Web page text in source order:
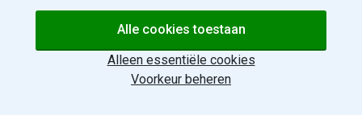
Griekse eilanden
Kos
Alle cookies toestaan
Alleen essentiële cookies
Voorkeur beheren